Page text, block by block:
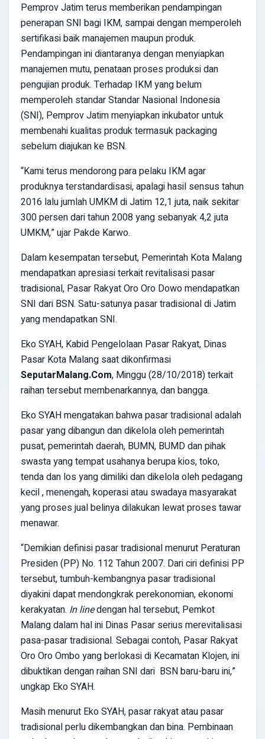
Pemprov Jatim terus memberikan pendampingan
penerapan SNI bagi IKM, sampai dengan memperoleh
sertifikasi baik manajemen maupun produk.
Pendampingan ini diantaranya dengan menyiapkan
manajemen mutu, penataan proses produksi dan
pengujian produk. Terhadap IKM yang belum
memperoleh standar Standar Nasional Indonesia
(SNI), Pemprov Jatim menyiapkan inkubator untuk
membenahi kualitas produk termasuk packaging
sebelum diajukan ke BSN.
“Kami terus mendorong para pelaku IKM agar
produknya terstandardisasi, apalagi hasil sensus tahun
2016 lalu jumlah UMKM di Jatim 12,1 juta, naik sekitar
300 persen dari tahun 2008 yang sebanyak 4,2 juta
UMKM,” ujar Pakde Karwo.
Dalam kesempatan tersebut, Pemerintah Kota Malang
mendapatkan apresiasi terkait revitalisasi pasar
tradisional, Pasar Rakyat Oro Oro Dowo mendapatkan
SNI dari BSN. Satu-satunya pasar tradisional di Jatim
yang mendapatkan SNI.
Eko SYAH, Kabid Pengelolaan Pasar Rakyat, Dinas
Pasar Kota Malang saat dikonfirmasi
SeputarMalang.Com, Minggu (28/10/2018) terkait
raihan tersebut membenarkannya, dan bangga.
Eko SYAH mengatakan bahwa pasar tradisional adalah
pasar yang dibangun dan dikelola oleh pemerintah
pusat, pemerintah daerah, BUMN, BUMD dan pihak
swasta yang tempat usahanya berupa kios, toko,
tenda dan los yang dimiliki dan dikelola oleh pedagang
kecil , menengah, koperasi atau swadaya masyarakat
yang proses jual belinya dilakukan lewat proses tawar
menawar.
“Demikian definisi pasar tradisional menurut Peraturan
Presiden (PP) No. 112 Tahun 2007. Dari ciri definisi PP
tersebut, tumbuh-kembangnya pasar tradisional
diyakini dapat mendongkrak perekonomian, ekonomi
kerakyatan. In linedengan hal tersebut, Pemkot
Malang dalam hal ini Dinas Pasar serius merevitalisasi
pasa-pasar tradisional. Sebagai contoh, Pasar Rakyat
Oro Oro Ombo yang berlokasi di Kecamatan Klojen, ini
dibuktikan dengan raihan SNI dari BSN baru-baru ini,”
ungkap Eko SYAH.
Masih menurut Eko SYAH, pasar rakyat atau pasar
tradisional perlu dikembangkan dan bina. Pembinaan